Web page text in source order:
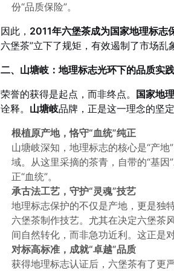
份“品质保险”。
因此， 2011年六堡茶成为国家地理标志
六堡茶”立下了规矩，有效遏制了市场乱
二、山塘岐：地理标志光环下的品质实
荣誉的获得是起点，而非终点。
国家地
诠释。 山塘岐品牌，正是这一理念的坚定
根植原产地，恪守“血统”纯正
山塘岐深知，地理标志的核心是“产
域。从这里采摘的茶青，自带的“基
正“血统”。
承古法工艺，守护“灵魂”技艺
地理标志保护的不仅是产地，更是独
六堡茶制作技艺。尤其在决定六堡茶
间自然转化，而非急功近利。这正是
对标高标准，成就“卓越”品质
获得地理标志认证后，六堡茶有了更